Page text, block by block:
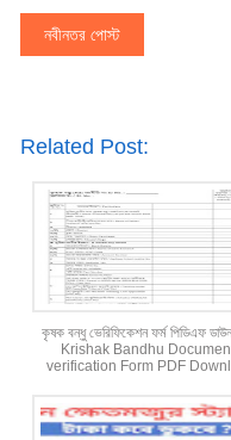
নবীনতর পোস্ট
Related Post:
কৃষক বন্ধু ভেরিফিকেশন ফর্ম পিডিএফ
Krishak Bandhu
verification Form PDF